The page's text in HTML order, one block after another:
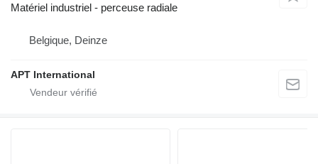
Matériel industriel - perceuse radiale
Belgique, Deinze
APT International